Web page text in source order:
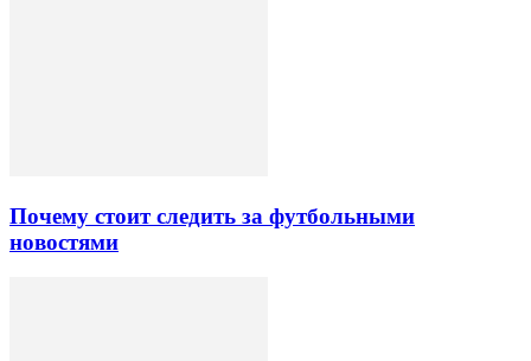
Почему стоит следить за футбольными
новостями